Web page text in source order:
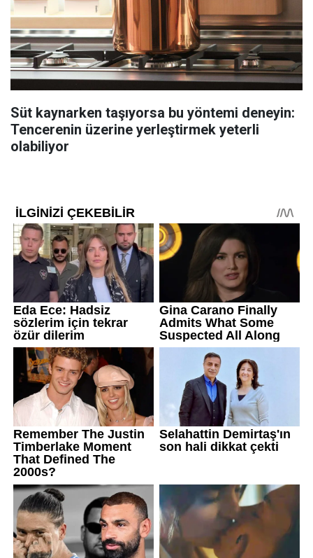
Süt kaynarken taşıyorsa bu yöntemi deneyin:
Tencerenin üzerine yerleştirmek yeterli
olabiliyor